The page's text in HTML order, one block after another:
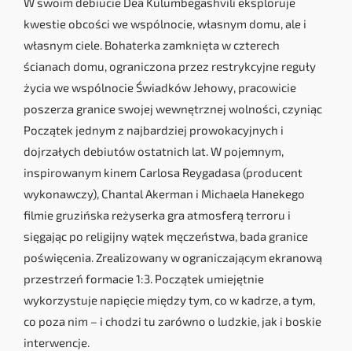
kwestie obcości we wspólnocie, własnym domu, ale i
własnym ciele. Bohaterka zamknięta w czterech
ścianach domu, ograniczona przez restrykcyjne reguły
życia we wspólnocie Świadków Jehowy, pracowicie
poszerza granice swojej wewnętrznej wolności, czyniąc
Początek jednym z najbardziej prowokacyjnych i
dojrzałych debiutów ostatnich lat. W pojemnym,
inspirowanym kinem Carlosa Reygadasa (producent
wykonawczy), Chantal Akerman i Michaela Hanekego
filmie gruzińska reżyserka gra atmosferą terroru i
sięgając po religijny wątek męczeństwa, bada granice
poświęcenia. Zrealizowany w ograniczającym ekranową
przestrzeń formacie 1:3. Początek umiejętnie
wykorzystuje napięcie między tym, co w kadrze, a tym,
co poza nim – i chodzi tu zarówno o ludzkie, jak i boskie
interwencje.